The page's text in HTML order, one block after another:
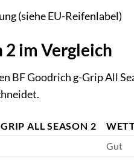
(siehe EU-Reifenlabel)
2 im Vergleich
BF Goodrich g-Grip All
ALL SEASON 2
Gut